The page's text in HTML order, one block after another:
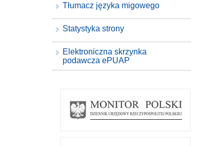
Tłumacz języka migowego
Statystyka strony
Elektroniczna skrzynka
podawcza ePUAP